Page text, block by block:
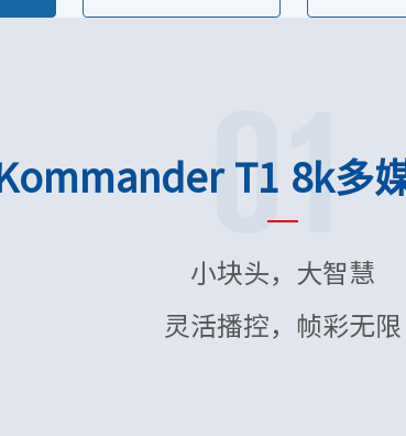
Kommander T1 8k多
01
小块头，大智慧
灵活播控，帧彩无限